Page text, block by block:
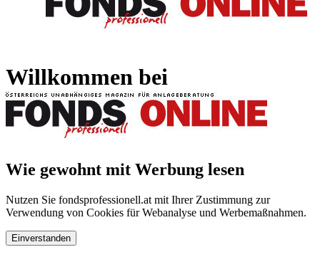
Willkommen bei
Wie gewohnt mit Werbung lesen
Nutzen Sie fondsprofessionell.at mit Ihrer Zustimmung zur
Verwendung von Cookies für Webanalyse und Werbemaßnahmen.
Einverstanden